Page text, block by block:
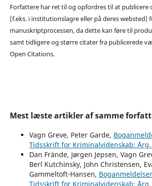
Forfattere har ret til og opfordres til at publicere
(f.eks. i institutionslagre eller på deres websted)
manuskriptprocessen, da dette kan føre til
samt tidligere og større citater fra publicerede
Open Citations.
Mest læste artikler af samme
Vagn Greve, Peter Garde,
Tidsskrift for Kriminalvidenskab: Årg.
Dan Frände, Jørgen Jepsen, Vagn
Berl Kutchinsky, John Christensen,
Gammeltoft-Hansen, Boganmeldelser
Tidsskrift for Kriminalvidenskab: Årg.